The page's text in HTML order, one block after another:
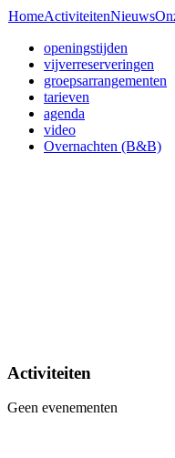
HomeActiviteitenNieuws
openingstijden
vijverreserveringen
groepsarrangementen
tarieven
agenda
video
Overnachten (B&B)
Activiteiten
Geen evenementen